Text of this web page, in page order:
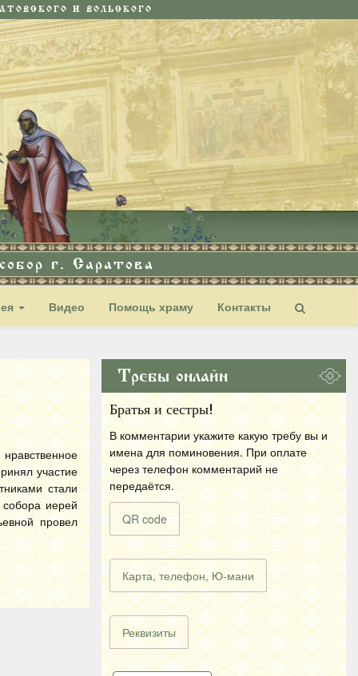
И ВОЛЬСКОГО
г. Саратова
Видео Помощь храму Контакты
участие
стали
иерей
провел
Требы онлайн
Братья и сестры!
В комментарии укажите какую требу вы и
имена для поминовения. При оплате
через телефон комментарий не
передаётся.
QR code
Карта, телефон, Ю-мани
Реквизиты